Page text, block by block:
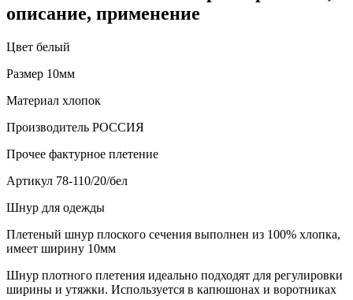
описание, применение
Цвет белый
Размер 10мм
Материал хлопок
Производитель РОССИЯ
Прочее фактурное плетение
Артикул 78-110/20/бел
Шнур для одежды
Плетеный шнур плоского сечения выполнен из 100% хлопка,
имеет ширину 10мм
Шнур плотного плетения идеально подходят для регулировки
ширины и утяжки. Используется в капюшонах и воротниках